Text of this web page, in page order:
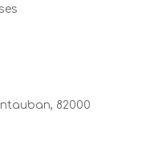
82000